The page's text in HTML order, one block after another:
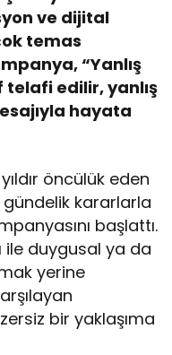
ve dijital
temas
“Yanlış
telafi edilir, yanlış
hayata
öncülük eden
gündelik kararlarla
başlattı.
ile duygusal ya da
yerine
bir yaklaşıma